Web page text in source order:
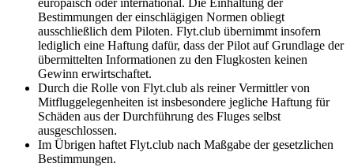
europäisch oder international. Die Einhaltung der
Bestimmungen der einschlägigen Normen obliegt
ausschließlich dem Piloten. Flyt.club übernimmt insofern
lediglich eine Haftung dafür, dass der Pilot auf Grundlage der
übermittelten Informationen zu den Flugkosten keinen
Gewinn erwirtschaftet.
Durch die Rolle von Flyt.club als reiner Vermittler von
Mitfluggelegenheiten ist insbesondere jegliche Haftung für
Schäden aus der Durchführung des Fluges selbst
ausgeschlossen.
Im Übrigen haftet Flyt.club nach Maßgabe der gesetzlichen
Bestimmungen.